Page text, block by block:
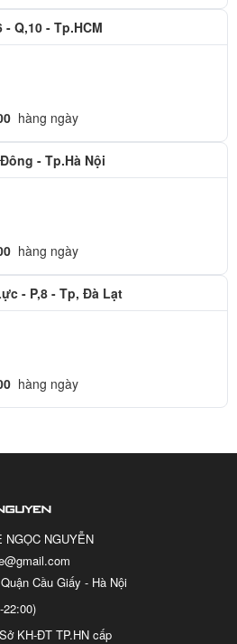
kém chất lượng thì sẽ gây hại cho
cam kết chỉ thay pin iPhone 5c chính
đầu bao gồm: Pisen, Supitec,
thời gian tham khảo và quan
tại Apple Ngọc Nguyễn
- Q,10 - Tp.HCM
hàng ngày
- Tp.Hà Nội
hàng ngày
- P,8 - Tp, Đà Lạt
hàng ngày
NGỌC NGUYỄN
Cầu Giấy - Hà Nội
22:00)
KH-ĐT TP.HN cấp